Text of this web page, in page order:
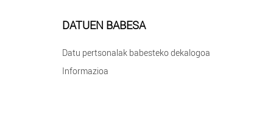
DATUEN BABESA
Datu pertsonalak babesteko dekalogoa
Informazioa